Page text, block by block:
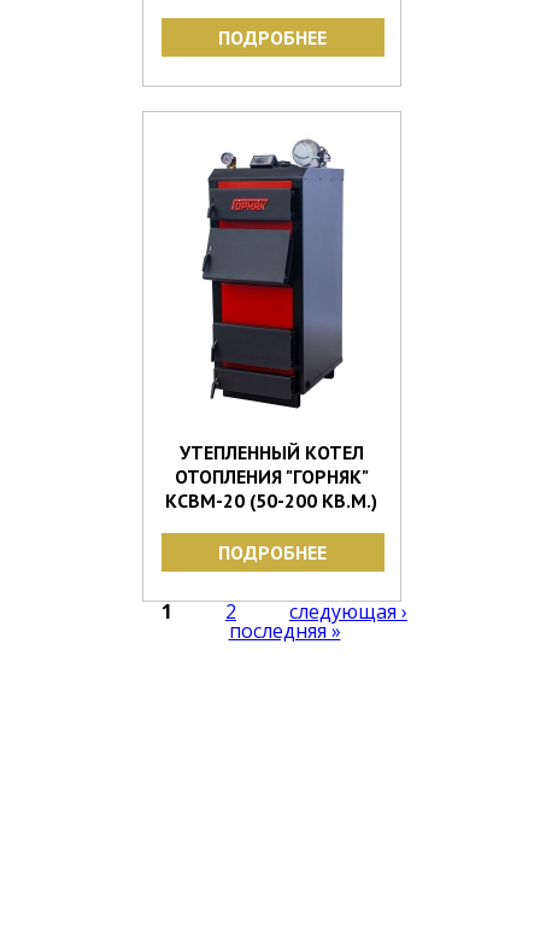
ПОДРОБНЕЕ
УТЕПЛЕННЫЙ КОТЕЛ
ОТОПЛЕНИЯ "ГОРНЯК"
КСВМ-20 (50-200 КВ.М.)
ПОДРОБНЕЕ
Страницы
1 2 следующая ›
последняя »